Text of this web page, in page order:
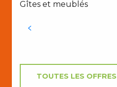
Gîtes et meublés
TOUTES LES OFFRES